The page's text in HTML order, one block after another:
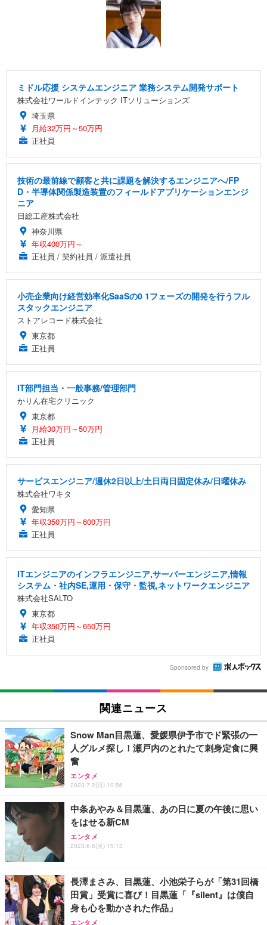
ミドル応援 システムエンジニア 業務システム開発サポート
株式会社ワールドインテック ITソリューションズ
埼玉県
月給32万円～50万円
正社員
技術の最前線で顧客と共に課題を解決するエンジニアへ/FP
D・半導体関係製造装置のフィールドアプリケーションエンジ
ニア
日総工産株式会社
神奈川県
年収400万円～
正社員 / 契約社員 / 派遣社員
小売企業向け経営効率化SaaSの0 1フェーズの開発を行うフル
スタックエンジニア
ストアレコード株式会社
東京都
正社員
IT部門担当・一般事務/管理部門
かりん在宅クリニック
東京都
月給30万円～50万円
正社員
サービスエンジニア/週休2日以上/土日両日固定休み/日曜休み
株式会社ワキタ
愛知県
年収350万円～600万円
正社員
ITエンジニアのインフラエンジニア,サーバーエンジニア,情報
システム・社内SE,運用・保守・監視,ネットワークエンジニア
株式会社SALTO
東京都
年収350万円～650万円
正社員
Sponsored by
関連ニュース
Snow Man目黒蓮、愛媛県伊予市でド緊張の一
人グルメ探し！瀬戸内のとれたて刺身定食に興
奮
エンタメ
2023.7.2(日) 10:56
中条あやみ＆目黒蓮、あの日に夏の午後に思い
をはせる新CM
エンタメ
2023.6.6(火) 15:13
長澤まさみ、目黒蓮、小池栄子らが「第31回橋
田賞」受賞に喜び！目黒蓮「『silent』は僕自
身も心を動かされた作品」
エンタメ